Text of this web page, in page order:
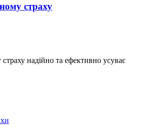
страху
надійно та ефективно усуває